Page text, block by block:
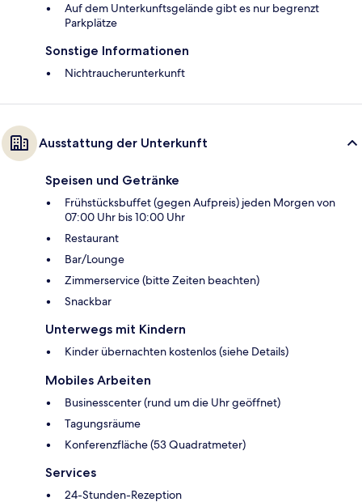
Auf dem Unterkunftsgelände gibt es nur begrenzt
Parkplätze
Sonstige Informationen
Nichtraucherunterkunft
Ausstattung der Unterkunft
Speisen und Getränke
Frühstücksbuffet (gegen Aufpreis) jeden Morgen von
07:00 Uhr bis 10:00 Uhr
Restaurant
Bar/Lounge
Zimmerservice (bitte Zeiten beachten)
Snackbar
Unterwegs mit Kindern
Kinder übernachten kostenlos (siehe Details)
Mobiles Arbeiten
Businesscenter (rund um die Uhr geöffnet)
Tagungsräume
Konferenzfläche (53 Quadratmeter)
Services
24-Stunden-Rezeption